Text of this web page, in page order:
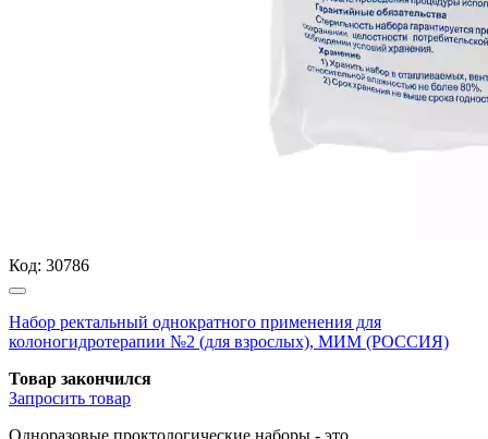
Код: 30786
Набор ректальный однократного применения для
колоногидротерапии №2 (для взрослых), МИМ (РОССИЯ)
Товар закончился
Запросить товар
Одноразовые проктологические наборы - это